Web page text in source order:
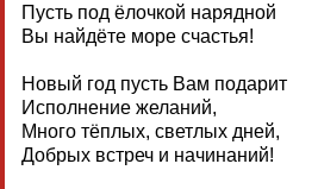
Пусть под ёлочкой нарядной
Вы найдёте море счастья!
Новый год пусть Вам подарит
Исполнение желаний,
Много тёплых, светлых дней,
Добрых встреч и начинаний!